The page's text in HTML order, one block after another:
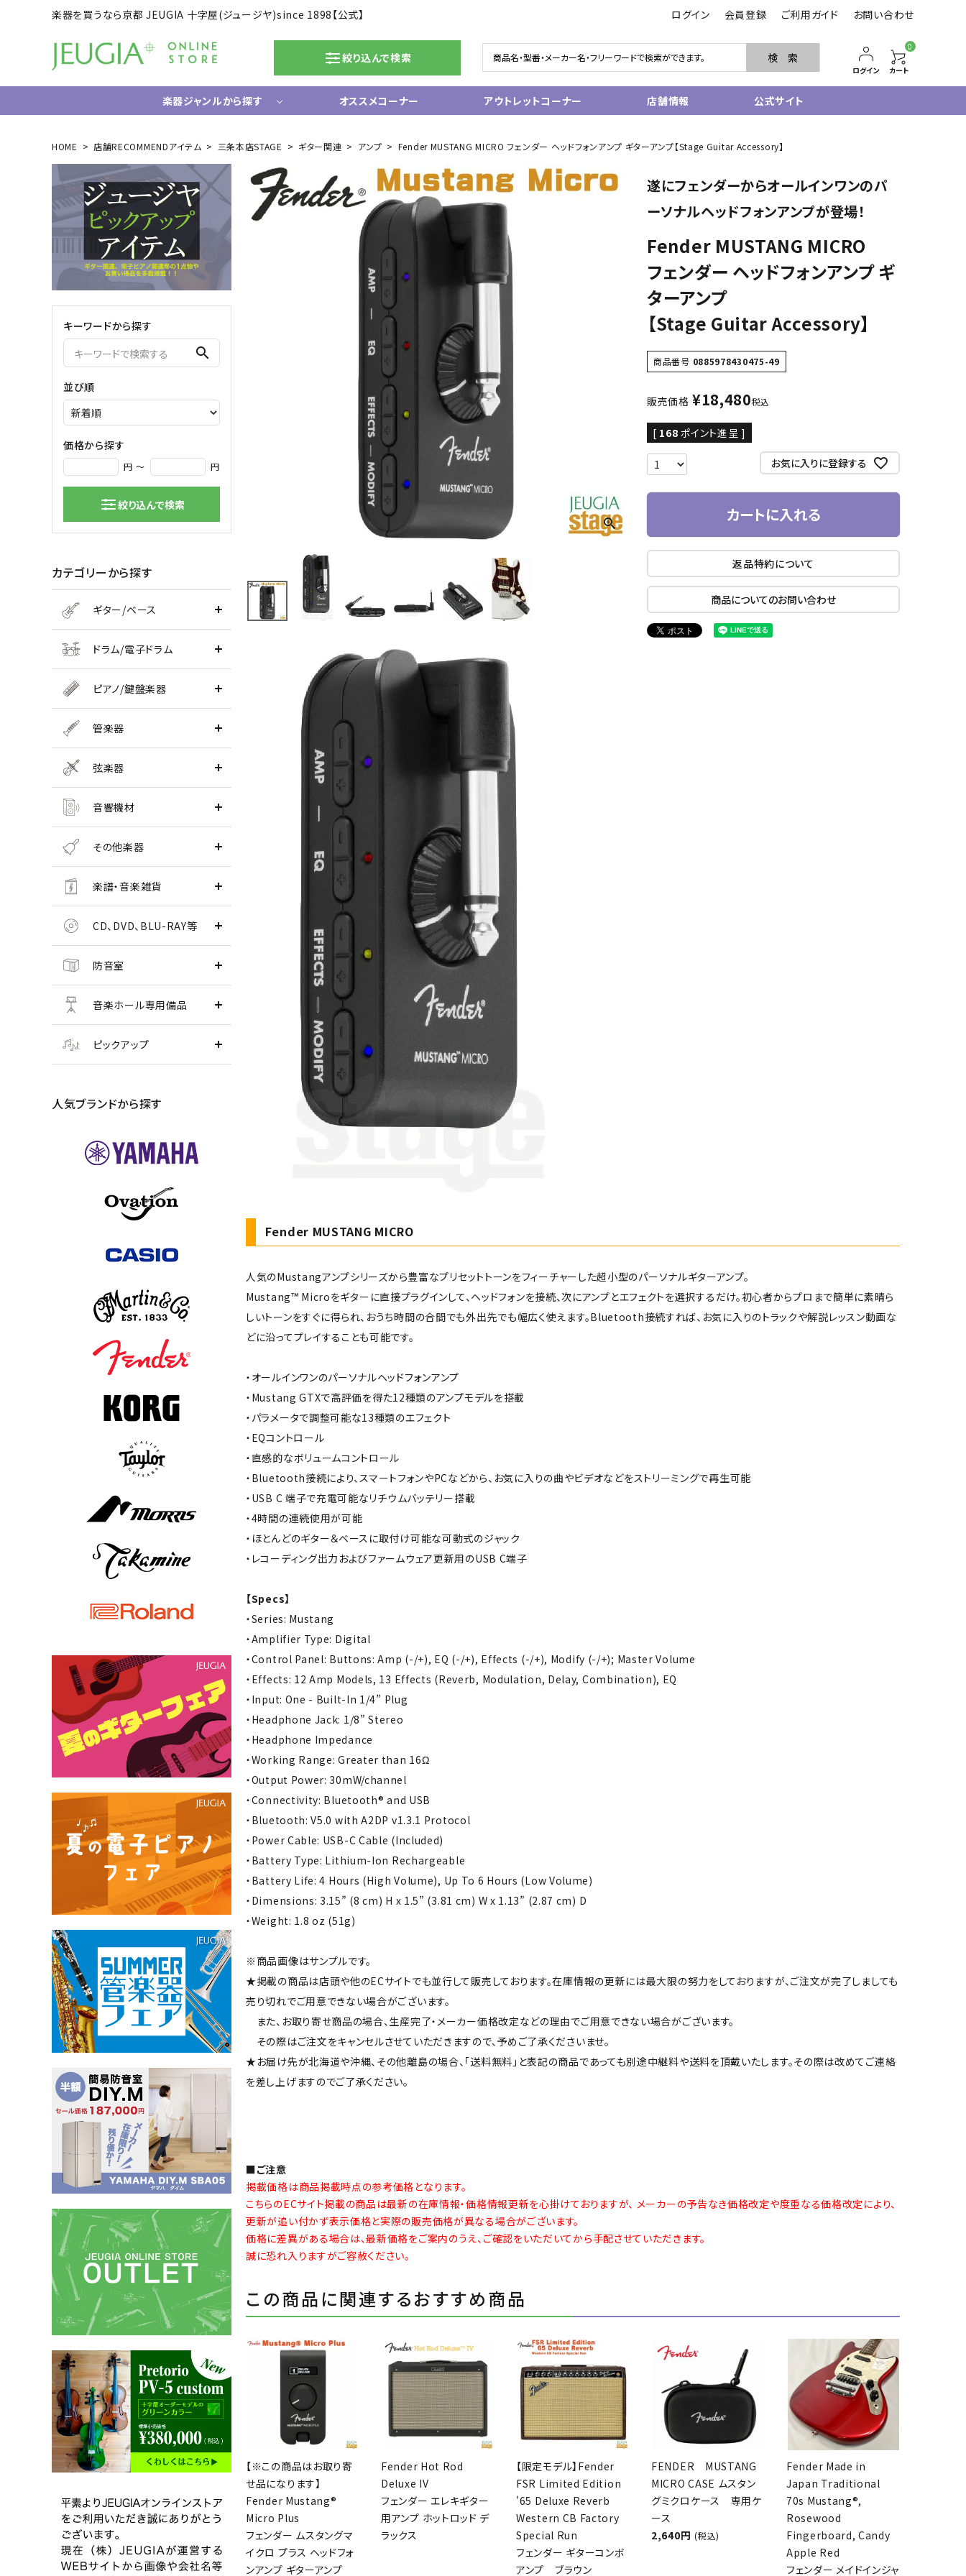
楽器を買うなら京都 JEUGIA 十字屋(ジュージヤ)since 1898【公式】 ログイン 会員登録 ご利用ガイド お問い合わせ
絞り込んで検索 検 索
ログイン
0
カート
楽器ジャンルから探す
ギター/ベース
エレキギター
エレキベース
アコースティックギター
中古ギター・アウトレットギター
ウクレレ
ギター関連小物
アンプ
エフェクター
ライフスタイルグッズ
ドラム/電子ドラム
ドラム
電子ドラム
ハードウェア
ピアノ/鍵盤楽器
グランドピアノ
アップライトピアノ
中古ピアノ
電子キーボード
関連アクセサリー
管楽器
トランペット
フルート・ピッコロ
クラリネット
その他木管
その他金管
中古管楽器
管楽器小物
弦楽器
クラシックギター
ハープ
弦楽器小物
その他楽器
ハーモニカ
鍵盤ハーモニカ
CD/楽譜・音楽雑貨
CD、映像ソフト等
楽譜
音楽雑貨
オススメコーナー アウトレットコーナー 店舗情報 公式サイト
HOME 店舗RECOMMENDアイテム 三条本店STAGE ギター関連 アンプ Fender MUSTANG MICRO フェンダー ヘッドフォンアンプ ギターアンプ【Stage Guitar Accessory】
キーワードから探す
search
並び順
価格から探す
円 ～ 円
絞り込んで検索
カテゴリーから探す
ギター/ベース
ドラム/電子ドラム
ピアノ/鍵盤楽器
管楽器
弦楽器
音響機材
その他楽器
楽譜・音楽雑貨
CD、DVD、BLU-RAY等
防音室
音楽ホール専用備品
ピックアップ
人気ブランドから探す
遂にフェンダーからオールインワンのパ
ーソナルヘッドフォンアンプが登場！
Fender MUSTANG MICRO
フェンダー ヘッドフォンアンプ ギ
ターアンプ
【Stage Guitar Accessory】
商品番号 0885978430475-49
販売価格 ¥18,480税込
[ 168 ポイント進呈 ]
お気に入りに登録する
カートに入れる
返品特約について
商品についてのお問い合わせ
Fender MUSTANG MICRO
人気のMustangアンプシリーズから豊富なプリセットトーンをフィーチャーした超小型のパーソナルギターアンプ。
Mustang™ Microをギターに直接プラグインして、ヘッドフォンを接続、次にアンプとエフェクトを選択するだけ。初心者からプロまで簡単に素晴ら
しいトーンをすぐに得られ、おうち時間の合間でも外出先でも幅広く使えます。Bluetooth接続すれば、お気に入りのトラックや解説レッスン動画な
どに沿ってプレイすることも可能です。
・オールインワンのパーソナルヘッドフォンアンプ
・Mustang GTXで高評価を得た12種類のアンプモデルを搭載
・パラメータで調整可能な13種類のエフェクト
・EQコントロール
・直感的なボリュームコントロール
・Bluetooth接続により、スマートフォンやPCなどから、お気に入りの曲やビデオなどをストリーミングで再生可能
・USB C 端子で充電可能なリチウムバッテリー搭載
・4時間の連続使用が可能
・ほとんどのギター＆ベースに取付け可能な可動式のジャック
・レコーディング出力およびファームウェア更新用のUSB C端子
【Specs】
・Series: Mustang
・Amplifier Type: Digital
・Control Panel: Buttons: Amp (-/+), EQ (-/+), Effects (-/+), Modify (-/+); Master Volume
・Effects: 12 Amp Models, 13 Effects (Reverb, Modulation, Delay, Combination), EQ
・Input: One - Built-In 1/4” Plug
・Headphone Jack: 1/8” Stereo
・Headphone Impedance
・Working Range: Greater than 16Ω
・Output Power: 30mW/channel
・Connectivity: Bluetooth® and USB
・Bluetooth: V5.0 with A2DP v1.3.1 Protocol
・Power Cable: USB-C Cable (Included)
・Battery Type: Lithium-Ion Rechargeable
・Battery Life: 4 Hours (High Volume), Up To 6 Hours (Low Volume)
・Dimensions: 3.15” (8 cm) H x 1.5” (3.81 cm) W x 1.13” (2.87 cm) D
・Weight: 1.8 oz (51g)
※商品画像はサンプルです。
★掲載の商品は店頭や他のECサイトでも並行して販売しております。在庫情報の更新には最大限の努力をしておりますが、ご注文が完了しましても
売り切れでご用意できない場合がございます。
また、お取り寄せ商品の場合、生産完了・メーカー価格改定などの理由でご用意できない場合がございます。
その際はご注文をキャンセルさせていただきますので、予めご了承くださいませ。
★お届け先が北海道や沖縄、その他離島の場合、「送料無料」と表記の商品であっても別途中継料や送料を頂戴いたします。その際は改めてご連絡
を差し上げますのでご了承ください。
■ご注意
掲載価格は商品掲載時点の参考価格となります。
こちらのECサイト掲載の商品は最新の在庫情報・価格情報更新を心掛けておりますが、 メーカーの予告なき価格改定や度重なる価格改定により、
更新が追い付かず表示価格と実際の販売価格が異なる場合がございます。
価格に差異がある場合は、最新価格をご案内のうえ、ご確認をいただいてから手配させていただきます。
誠に恐れ入りますがご容赦ください。
この商品に関連するおすすめ商品
【※この商品はお取り寄
せ品になります】
Fender Mustang®
Micro Plus
フェンダー ムスタングマ
イクロ プラス ヘッドフォ
ンアンプ ギターアンプ
Fender Hot Rod
Deluxe IV
フェンダー エレキギター
用アンプ ホットロッド デ
ラックス
【限定モデル】Fender
FSR Limited Edition
'65 Deluxe Reverb
Western CB Factory
Special Run
フェンダー ギターコンボ
アンプ ブラウン
FENDER MUSTANG
MICRO CASE ムスタン
グミクロケース 専用ケ
ース
2,640円 (税込)
Fender Made in
Japan Traditional
70s Mustang®,
Rosewood
Fingerboard, Candy
Apple Red
フェンダー メイドインジャ